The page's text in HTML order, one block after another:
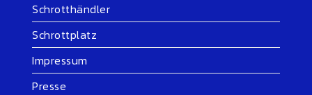
Schrotthändler
Schrottplatz
Impressum
Presse